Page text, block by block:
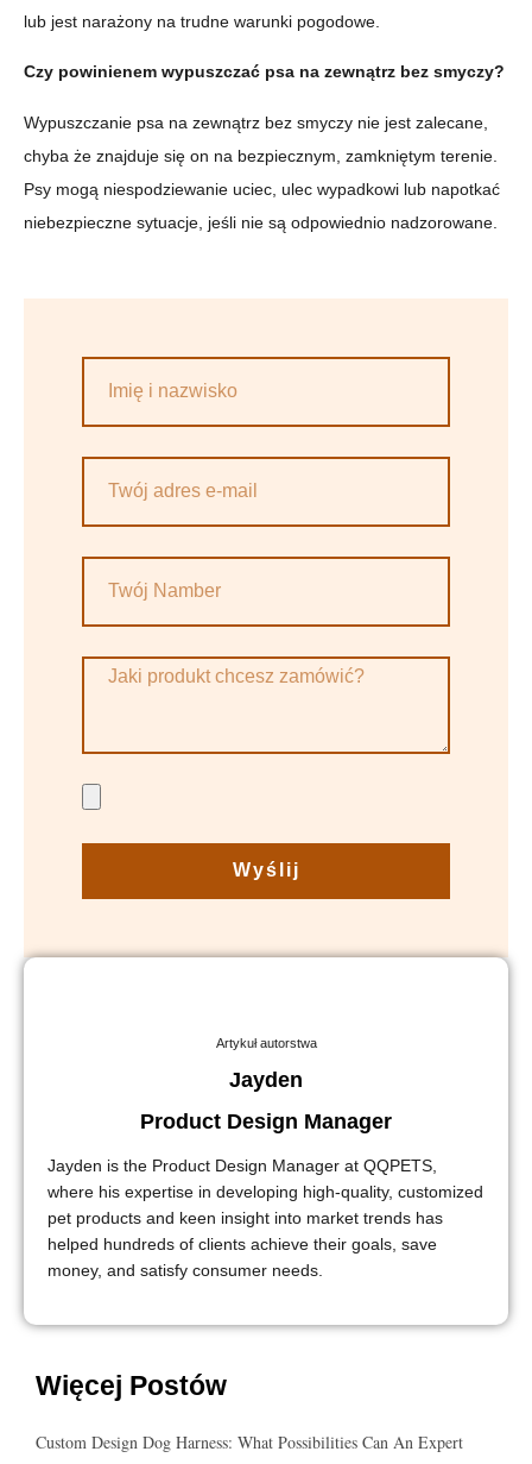
lub jest narażony na trudne warunki pogodowe.
Czy powinienem wypuszczać psa na zewnątrz bez smyczy?
Wypuszczanie psa na zewnątrz bez smyczy nie jest zalecane,
chyba że znajduje się on na bezpiecznym, zamkniętym terenie.
Psy mogą niespodziewanie uciec, ulec wypadkowi lub napotkać
niebezpieczne sytuacje, jeśli nie są odpowiednio nadzorowane.
Wyślij
Artykuł autorstwa
Jayden
Product Design Manager
Jayden is the Product Design Manager at QQPETS,
where his expertise in developing high-quality, customized
pet products and keen insight into market trends has
helped hundreds of clients achieve their goals, save
money, and satisfy consumer needs.
Więcej Postów
Custom Design Dog Harness: What Possibilities Can An Expert